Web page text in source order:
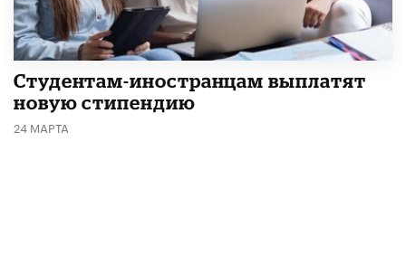
Студентам-иностранцам выплатят
новую стипендию
24 МАРТА